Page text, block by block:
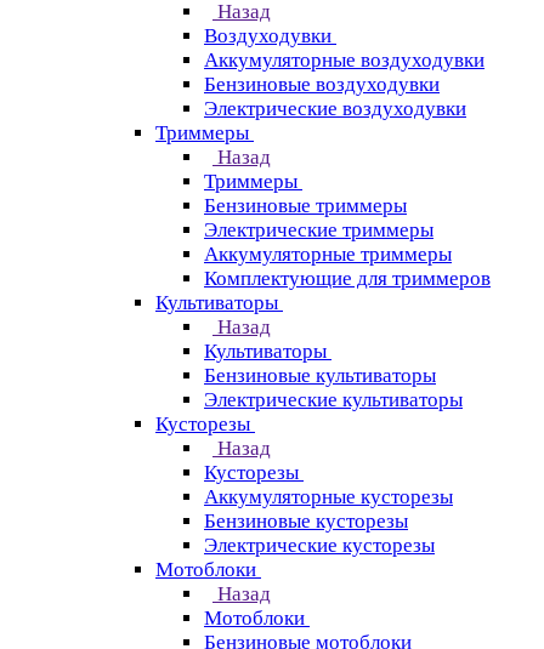
Назад
Воздуходувки
Аккумуляторные воздуходувки
Бензиновые воздуходувки
Электрические воздуходувки
Триммеры
Назад
Триммеры
Бензиновые триммеры
Электрические триммеры
Аккумуляторные триммеры
Комплектующие для триммеров
Культиваторы
Назад
Культиваторы
Бензиновые культиваторы
Электрические культиваторы
Кусторезы
Назад
Кусторезы
Аккумуляторные кусторезы
Бензиновые кусторезы
Электрические кусторезы
Мотоблоки
Назад
Мотоблоки
Бензиновые мотоблоки